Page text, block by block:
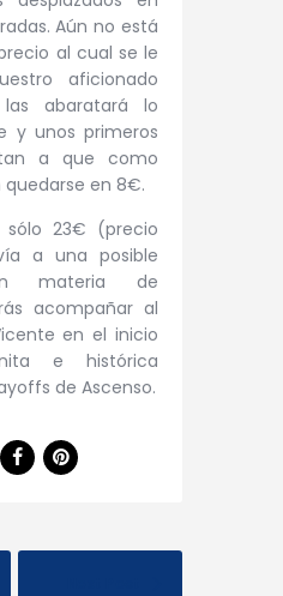
Aún no está
al cual se le
aficionado
abaratará lo
y unos primeros
a que como
en 8€.
23€ (precio
a una posible
materia de
acompañar al
en el inicio
e histórica
de Ascenso.